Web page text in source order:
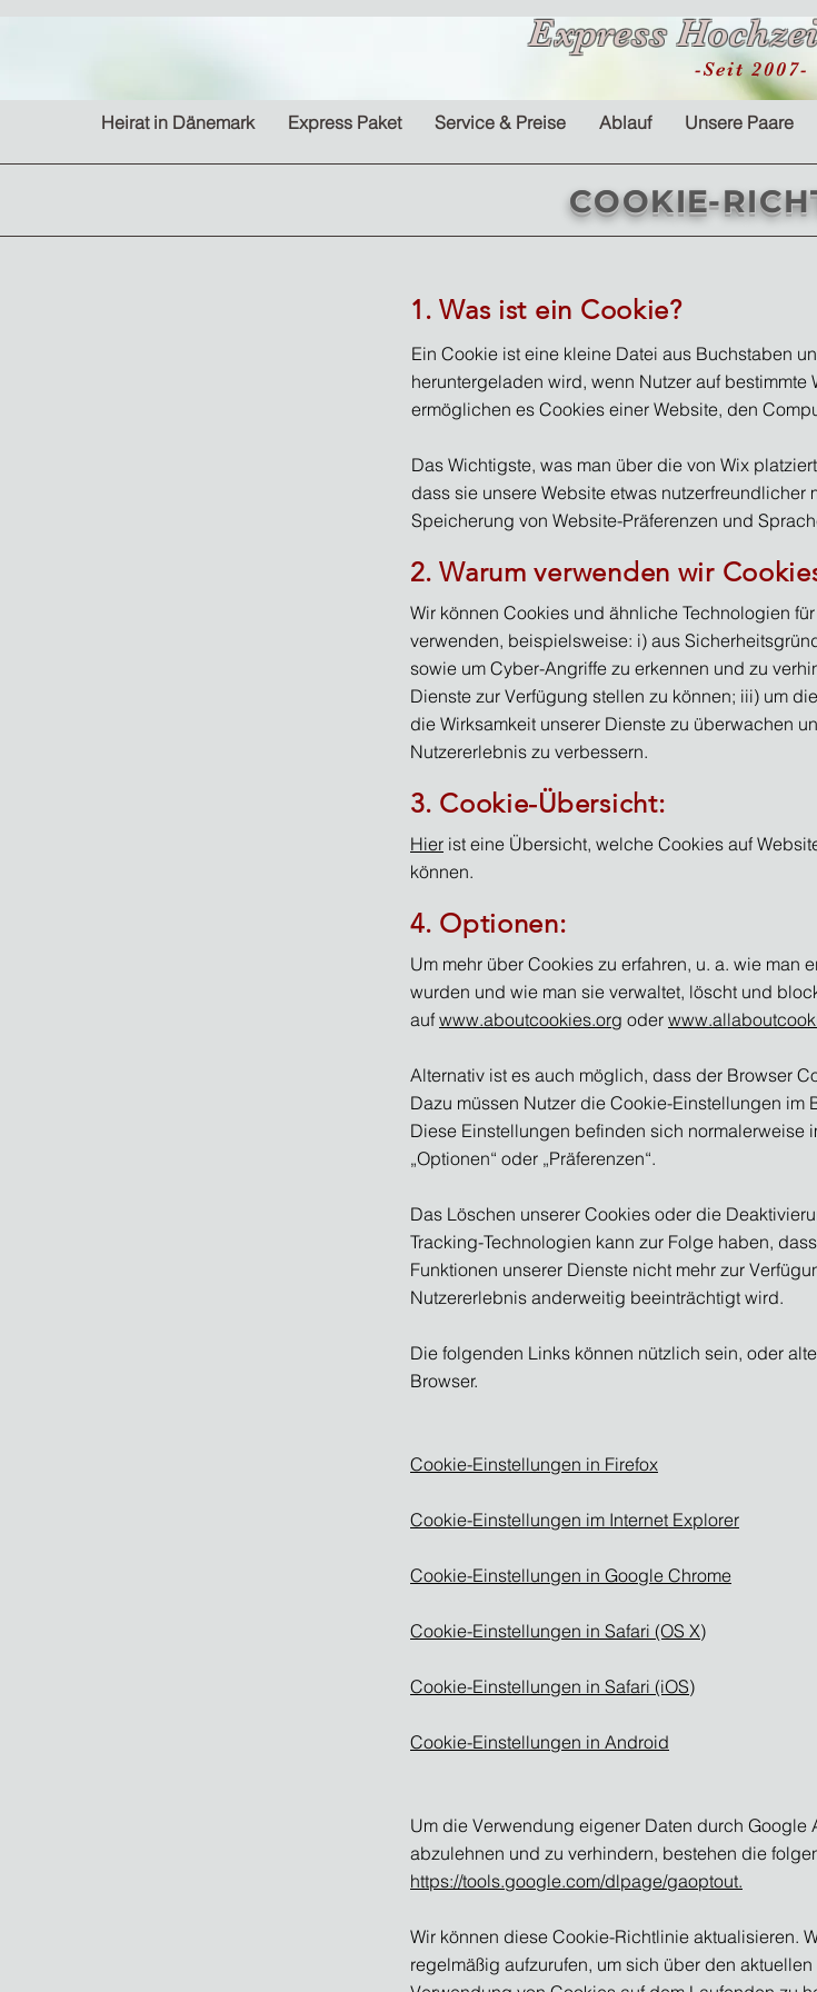
Express
-Seit 2007-
Heirat in Dänemark Express Paket Service & Preise Ablauf Unsere Paare
COOKIE-
1. Was ist ein Cookie?
Ein Cookie ist eine kleine Datei aus Buchstaben
heruntergeladen wird, wenn Nutzer auf bestimmte
ermöglichen es Cookies einer Website, den
Das Wichtigste, was man über die von Wix
dass sie unsere Website etwas nutzerfreundlicher
Speicherung von Website-Präferenzen und
2. Warum verwenden wir
Wir können Cookies und ähnliche Technologien
verwenden, beispielsweise: i) aus
sowie um Cyber-Angriffe zu erkennen und zu
Dienste zur Verfügung stellen zu können; iii) um
die Wirksamkeit unserer Dienste zu überwachen
Nutzererlebnis zu verbessern.
3. Cookie-Übersicht:
Hier ist eine Übersicht, welche Cookies auf
können.
4. Optionen:
Um mehr über Cookies zu erfahren, u. a. wie man
wurden und wie man sie verwaltet, löscht und
auf www.aboutcookies.org oder
Alternativ ist es auch möglich, dass der Browser
Dazu müssen Nutzer die Cookie-Einstellungen im
Diese Einstellungen befinden sich normalerweise
„Optionen“ oder „Präferenzen“.
Das Löschen unserer Cookies oder die
Tracking-Technologien kann zur Folge haben,
Funktionen unserer Dienste nicht mehr zur
Nutzererlebnis anderweitig beeinträchtigt wird.
Die folgenden Links können nützlich sein, oder
Browser.
Cookie-Einstellungen in Firefox
Cookie-Einstellungen im Internet Explorer
Cookie-Einstellungen in Google Chrome
Cookie-Einstellungen in Safari (OS X)
Cookie-Einstellungen in Safari (iOS)
Cookie-Einstellungen in Android
Um die Verwendung eigener Daten durch Google
abzulehnen und zu verhindern, bestehen die
https://tools.google.com/dlpage/gaoptout.
Wir können diese Cookie-Richtlinie aktualisieren.
regelmäßig aufzurufen, um sich über den